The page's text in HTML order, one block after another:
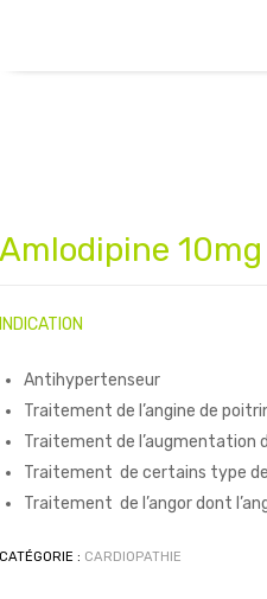
Antihypertenseur
Traitement de l’angine de
Traitement de l’augmentation
Traitement de certains type
Traitement de l’angor dont
: CARDIOPATHIE